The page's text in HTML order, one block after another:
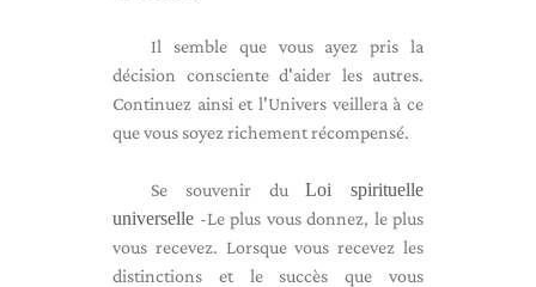
Il semble que vous ayez pris la
décision consciente d'aider les autres.
Continuez ainsi et l'Univers veillera à ce
que vous soyez richement récompensé.
Se souvenir duLoi spirituelle
universelle -Le plus vous donnez, le plus
vous recevez. Lorsque vous recevez les
distinctions et le succès que vous